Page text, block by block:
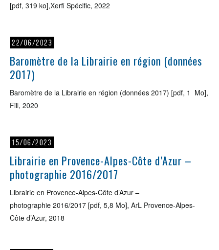
[pdf, 319 ko],Xerfi Spécific, 2022
22/06/2023
Baromètre de la Librairie en région (données
2017)
Baromètre de la Librairie en région (données 2017) [pdf, 1 Mo],
Fill, 2020
15/06/2023
Librairie en Provence-Alpes-Côte d’Azur –
photographie 2016/2017
Librairie en Provence-Alpes-Côte d’Azur –
photographie 2016/2017 [pdf, 5,8 Mo], ArL Provence-Alpes-
Côte d’Azur, 2018